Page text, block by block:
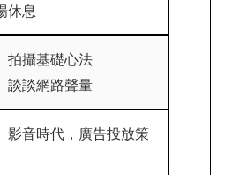
休息
拍攝基礎心法
談談網路聲量
影音時代，廣告投放策